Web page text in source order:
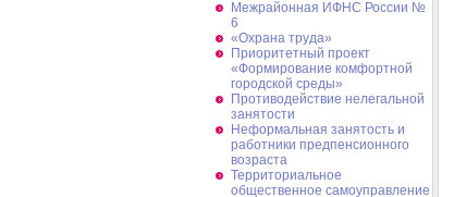
Межрайонная ИФНС России №
6
«Охрана труда»
Приоритетный проект
«Формирование комфортной
городской среды»
Противодействие нелегальной
занятости
Неформальная занятость и
работники предпенсионного
возраста
Территориальное
общественное самоуправление